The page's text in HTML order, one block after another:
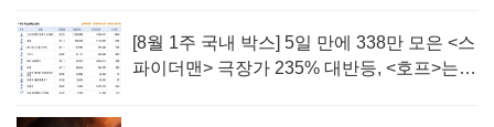
[8월 1주 국내 박스] 5일 만에 338만 모은 <스
파이더맨> 극장가 235% 대반등, <호프>는